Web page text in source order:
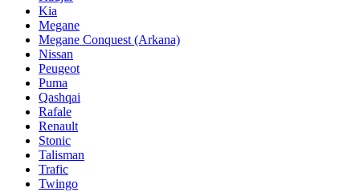
Kia
Megane
Megane Conquest (Arkana)
Nissan
Peugeot
Puma
Qashqai
Rafale
Renault
Stonic
Talisman
Trafic
Twingo